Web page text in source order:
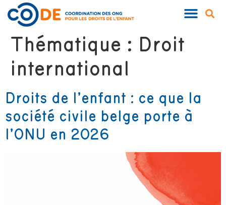
Thématique : Droit
international
Droits de l’enfant : ce que la
société civile belge porte à
l’ONU en 2026